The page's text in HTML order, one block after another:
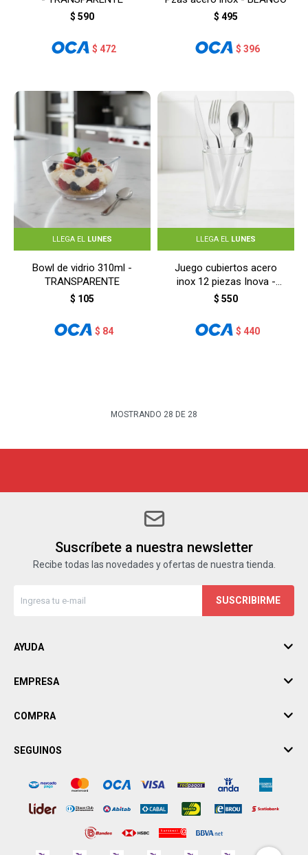
$ 590
$ 472
$ 495
$ 396
LLEGA EL LUNES
Bowl de vidrio 310ml -
TRANSPARENTE
$ 105
$ 84
LLEGA EL LUNES
Juego cubiertos acero
inox 12 piezas Inova -
BLANCO
$ 550
$ 440
MOSTRANDO 28 DE 28
Suscríbete a nuestra newsletter
Recibe todas las novedades y ofertas de nuestra tienda.
SUSCRIBIRME
AYUDA
EMPRESA
COMPRA
SEGUINOS